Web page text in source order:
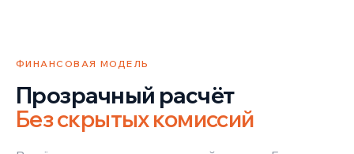
ФИНАНСОВАЯ МОДЕЛЬ
Прозрачный расчёт
Без скрытых комиссий